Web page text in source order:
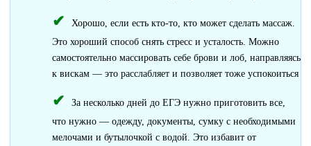
Хорошо, если есть кто-то, кто может сделать массаж.
Это хороший способ снять стресс и усталость. Можно
самостоятельно массировать себе брови и лоб, направляясь
к вискам — это расслабляет и позволяет тоже успокоиться
За несколько дней до ЕГЭ нужно приготовить все,
что нужно — одежду, документы, сумку с необходимыми
мелочами и бутылочкой с водой. Это избавит от